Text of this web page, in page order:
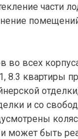
части
во всех
8.3 квартиры
и со
и может быть